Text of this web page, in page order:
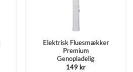
Elektrisk Fluesmækker
Premium
Genopladelig
149kr